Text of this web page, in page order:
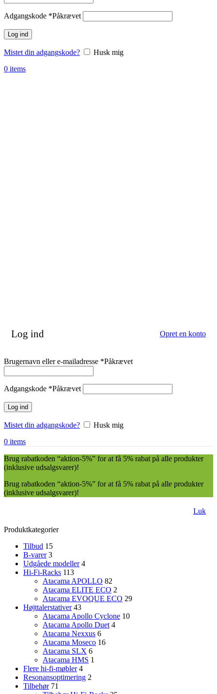
Adgangskode *Påkrævet
Log ind
Mistet din adgangskode?
Husk mig
0 items
Log ind Opret en konto
Brugernavn eller e-mailadresse *Påkrævet
Adgangskode *Påkrævet
Log ind
Mistet din adgangskode?
Husk mig
0 items
Brug rabatkoden “aktion-5%” for at få 5% rabat på alle produkter
(inklusive udsalgsvarer)!
Brug rabatkoden “aktion-5%” for at få 5% rabat på alle produkter
(inklusive udsalgsvarer)!
Luk
Produktkategorier
Tilbud 15
B-varer 3
Udgåede modeller 4
Hi-Fi-Racks 113
Atacama APOLLO 82
Atacama ELITE ECO 2
Atacama EVOQUE ECO 29
Højttalerstativer 43
Atacama Apollo Cyclone 10
Atacama Apollo Duet 4
Atacama Nexxus 6
Atacama Moseco 16
Atacama SLX 6
Atacama HMS 1
Flere hi-fi-møbler 4
Resonansoptimering 2
Tilbehør 71